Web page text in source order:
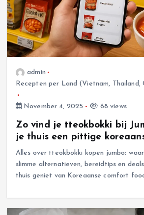
admin
Recepten per Land (Vietnam, Thailand,
November 4, 2025 68 views
Zo vind je tteokbokki bij
je thuis een pittige
Alles over tteokbokki kopen jumbo:
slimme alternatieven, bereidtips en
thuis geniet van Koreaanse comfort